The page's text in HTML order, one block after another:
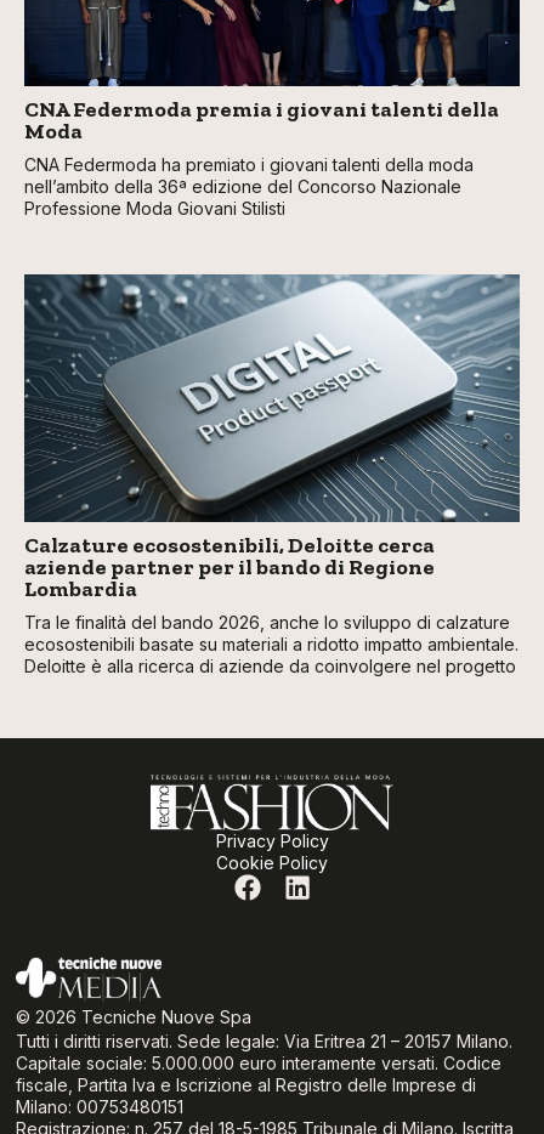
CNA Federmoda premia i giovani talenti della
Moda
CNA Federmoda ha premiato i giovani talenti della moda
nell’ambito della 36ª edizione del Concorso Nazionale
Professione Moda Giovani Stilisti
Calzature ecosostenibili, Deloitte cerca
aziende partner per il bando di Regione
Lombardia
Tra le finalità del bando 2026, anche lo sviluppo di calzature
ecosostenibili basate su materiali a ridotto impatto ambientale.
Deloitte è alla ricerca di aziende da coinvolgere nel progetto
Privacy Policy
Cookie Policy
© 2026 Tecniche Nuove Spa
Tutti i diritti riservati. Sede legale: Via Eritrea 21 – 20157 Milano.
Capitale sociale: 5.000.000 euro interamente versati. Codice
fiscale, Partita Iva e Iscrizione al Registro delle Imprese di
Milano: 00753480151
Registrazione: n. 257 del 18-5-1985 Tribunale di Milano. Iscritta